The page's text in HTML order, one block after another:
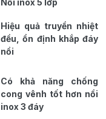
Hiệu quả truyền nhiệt
đều, ổn định khắp đáy
nồi
Có khả năng chống
cong vênh tốt hơn nồi
inox 3 đáy